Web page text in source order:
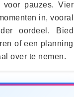
voor pauzes. Vier
in, vooral
oordeel. Bied
of een planning
over te nemen.